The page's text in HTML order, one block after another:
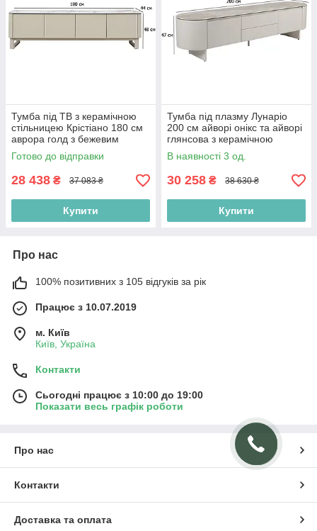
Тумба під ТВ з керамічною
стільницею Крістіано 180 см
аврора голд з бежевим
фасадом без ручок
Готово до відправки
28 438 ₴ 37 083 ₴
Купити
Тумба під плазму Лунаріо
200 см айворі онікс та айворі
глянсова з керамічною
стільницею в сучасному стилі
В наявності 3 од.
30 258 ₴ 38 630 ₴
Купити
Про нас
100% позитивних з 105 відгуків за рік
Працює з 10.07.2019
м. Київ
Київ, Україна
Контакти
Сьогодні працює з 10:00 до 19:00
Показати весь графік роботи
Про нас
Контакти
Доставка та оплата